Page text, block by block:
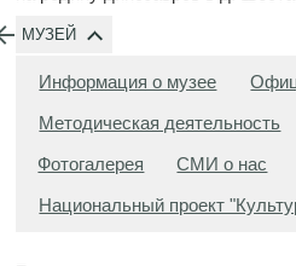
МУЗЕЙ
Информация о музее
Методическая деятельность
Фотогалерея СМИ о нас
Национальный проект